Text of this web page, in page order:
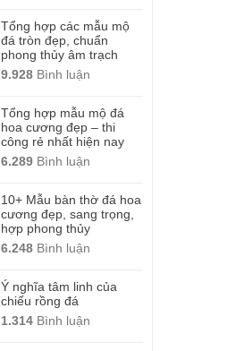
Tổng hợp các mẫu mộ
đá tròn đẹp, chuẩn
phong thủy âm trạch
9.928 Bình luận
Tổng hợp mẫu mộ đá
hoa cương đẹp – thi
công rẻ nhất hiện nay
6.289 Bình luận
10+ Mẫu bàn thờ đá hoa
cương đẹp, sang trọng,
hợp phong thủy
6.248 Bình luận
Ý nghĩa tâm linh của
chiếu rồng đá
1.314 Bình luận